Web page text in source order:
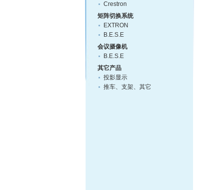
Crestron
矩阵切换系统
EXTRON
B.E.S.E
会议摄像机
B.E.S.E
其它产品
投影显示
推车、支架、其它